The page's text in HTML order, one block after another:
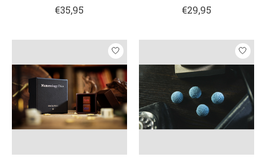
€35,95
€29,95